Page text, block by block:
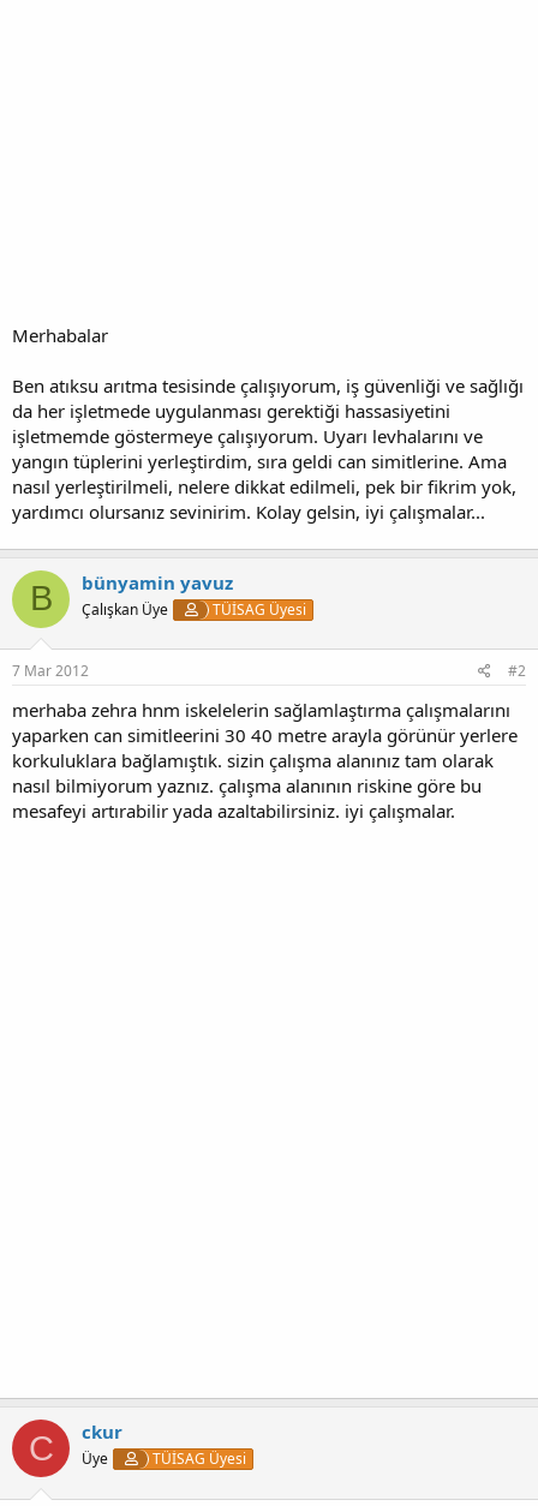
Merhabalar
Ben atıksu arıtma tesisinde çalışıyorum, iş güvenliği ve sağlığı
da her işletmede uygulanması gerektiği hassasiyetini
işletmemde göstermeye çalışıyorum. Uyarı levhalarını ve
yangın tüplerini yerleştirdim, sıra geldi can simitlerine. Ama
nasıl yerleştirilmeli, nelere dikkat edilmeli, pek bir fikrim yok,
yardımcı olursanız sevinirim. Kolay gelsin, iyi çalışmalar...
B bünyamin yavuz
Çalışkan Üye TÜİSAG Üyesi
7 Mar 2012 #2
merhaba zehra hnm iskelelerin sağlamlaştırma çalışmalarını
yaparken can simitleerini 30 40 metre arayla görünür yerlere
korkuluklara bağlamıştık. sizin çalışma alanınız tam olarak
nasıl bilmiyorum yaznız. çalışma alanının riskine göre bu
mesafeyi artırabilir yada azaltabilirsiniz. iyi çalışmalar.
C ckur
Üye TÜİSAG Üyesi